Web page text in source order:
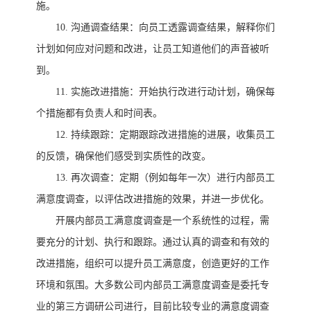
施。
10. 沟通调查结果：向员工透露调查结果，解释你们
计划如何应对问题和改进，让员工知道他们的声音被听
到。
11. 实施改进措施：开始执行改进行动计划，确保每
个措施都有负责人和时间表。
12. 持续跟踪：定期跟踪改进措施的进展，收集员工
的反馈，确保他们感受到实质性的改变。
13. 再次调查：定期（例如每年一次）进行内部员工
满意度调查，以评估改进措施的效果，并进一步优化。
开展内部员工满意度调查是一个系统性的过程，需
要充分的计划、执行和跟踪。通过认真的调查和有效的
改进措施，组织可以提升员工满意度，创造更好的工作
环境和氛围。大多数公司内部员工满意度调查是委托专
业的第三方调研公司进行，目前比较专业的满意度调查